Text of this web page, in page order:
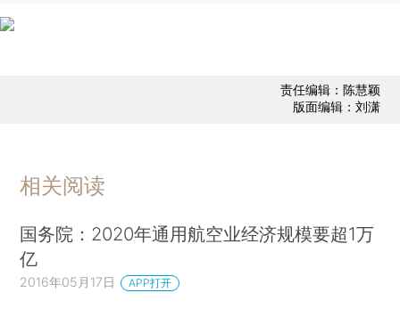
责任编辑：陈慧颖
版面编辑：刘潇
相关阅读
国务院：2020年通用航空业经济规模要超1万
亿
2016年05月17日 APP打开